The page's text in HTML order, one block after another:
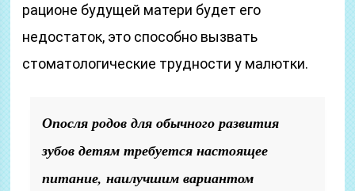
рационе будущей матери будет его
недостаток, это способно вызвать
стоматологические трудности у малютки.
Опосля родов для обычного развития
зубов детям требуется настоящее
питание, наилучшим вариантом